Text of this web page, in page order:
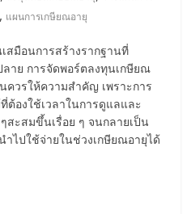
, แผนการเกษียณอายุ
สมือนการสร้างรากฐานที่
าย การจัดพอร์ตลงทุนเกษียณ
วรให้ความสำคัญ เพราะการ
ต้องใช้เวลาในการดูแลและ
สะสมขึ้นเรื่อย ๆ จนกลายเป็น
ไปใช้จ่ายในช่วงเกษียณอายุได้